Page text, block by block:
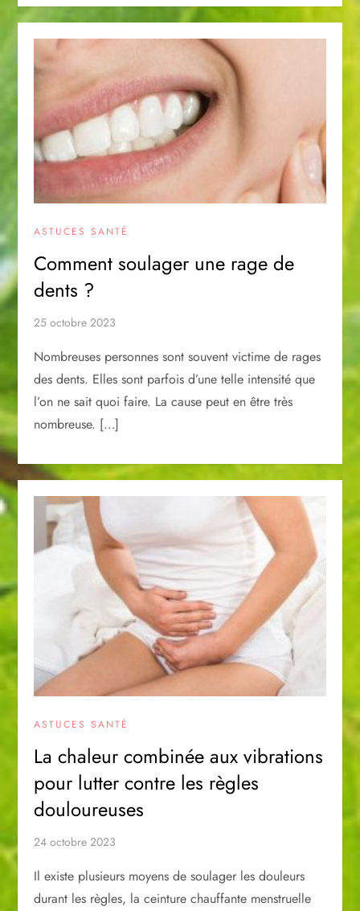
ASTUCES SANTÉ
Comment soulager une rage de
dents ?
25 octobre 2023
Nombreuses personnes sont souvent victime de rages
des dents. Elles sont parfois d’une telle intensité que
l’on ne sait quoi faire. La cause peut en être très
nombreuse. […]
ASTUCES SANTÉ
La chaleur combinée aux vibrations
pour lutter contre les règles
douloureuses
24 octobre 2023
Il existe plusieurs moyens de soulager les douleurs
durant les règles, la ceinture chauffante menstruelle